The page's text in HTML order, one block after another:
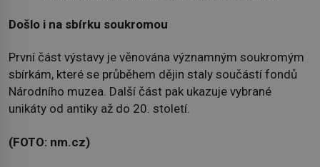
Došlo i na sbírku soukromou
První část výstavy je věnována významným soukromým
sbírkám, které se průběhem dějin staly součástí fondů
Národního muzea. Další část pak ukazuje vybrané
unikáty od antiky až do 20. století.
(FOTO: nm.cz)